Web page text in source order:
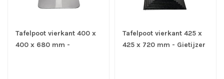
Tafelpoot vierkant 400 x
400 x 680 mm -
Tafelpoot vierkant 425 x
425 x 720 mm - Gietijzer